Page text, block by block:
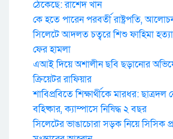
ঠেকেছে: রাশেদ খান
কে হতে পারেন পরবর্তী রাষ্ট্রপতি,
সিলেটে আদলত চত্বরে শিশু ফাহিমা
ফের হামলা
এআই দিয়ে অশালীন ছবি ছড়ানোর
ক্রিয়েটর রাফিয়ার
শাবিপ্রবিতে শিক্ষার্থীকে মারধর:
বহিষ্কার, ক্যাম্পাসে নিষিদ্ধ ২ বছর
সিলেটের ভাঙাচোরা সড়ক নিয়ে সিসিক